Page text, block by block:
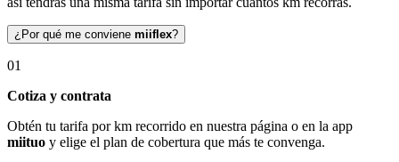
¿Por qué me conviene miiflex?
01
Cotiza y contrata
Obtén tu tarifa por km recorrido en nuestra página o en la app
miituo y elige el plan de cobertura que más te convenga.